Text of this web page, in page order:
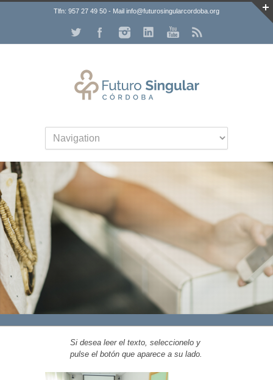
Tlfn: 957 27 49 50 - Mail info@futurosingularcordoba.org
Si desea leer el texto, seleccionelo y
pulse el botón que aparece a su lado.